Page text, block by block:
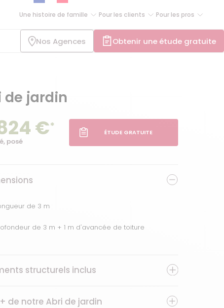
Une histoire de famille Pour les clients Pour les pros
Nos Agences Obtenir une étude gratuite
de jardin
€*
posé
ÉTUDE GRATUITE
de 3 m
de 3 m + 1 m d'avancée de toiture
structurels inclus
de notre Abri de jardin